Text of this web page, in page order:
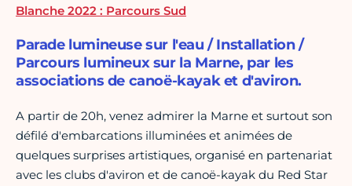
Blanche 2022 : Parcours Sud
Parade lumineuse sur l'eau / Installation /
Parcours lumineux sur la Marne, par les
associations de canoë-kayak et d'aviron.
A partir de 20h, venez admirer la Marne et surtout son
défilé d'embarcations illuminées et animées de
quelques surprises artistiques, organisé en partenariat
avec les clubs d'aviron et de canoë-kayak du Red Star